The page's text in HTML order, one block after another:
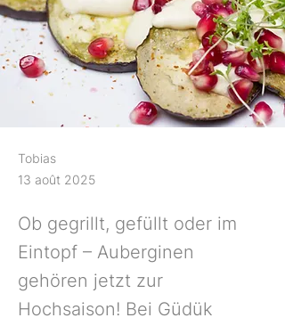
Tobias
13 août 2025
Ob gegrillt, gefüllt oder im
Eintopf – Auberginen
gehören jetzt zur
Hochsaison! Bei Güdük